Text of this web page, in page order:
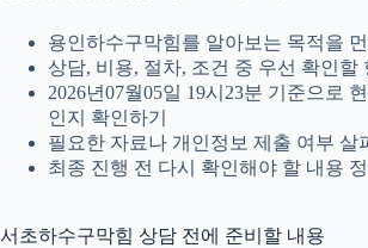
용인하수구막힘를 알아보는 목적을 먼
상담, 비용, 절차, 조건 중 우선 확인할
2026년07월05일 19시23분 기준으로
인지 확인하기
필요한 자료나 개인정보 제출 여부 살
최종 진행 전 다시 확인해야 할 내용 정
서초하수구막힘 상담 전에 준비할 내용